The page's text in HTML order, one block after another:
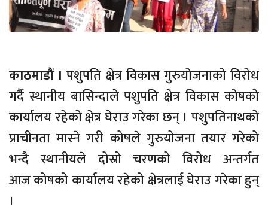
काठमाडौं । पशुपति क्षेत्र विकास गुरुयोजनाको विरोध
गर्दै स्थानीय बासिन्दाले पशुपति क्षेत्र विकास कोषको
कार्यालय रहेको क्षेत्र घेराउ गरेका छन् । पशुपतिनाथको
प्राचीनता मास्ने गरी कोषले गुरुयोजना तयार गरेको
भन्दै स्थानीयले दोस्रो चरणको विरोध अन्तर्गत
आज कोषको कार्यालय रहेको क्षेत्रलाई घेराउ गरेका हुन्
।